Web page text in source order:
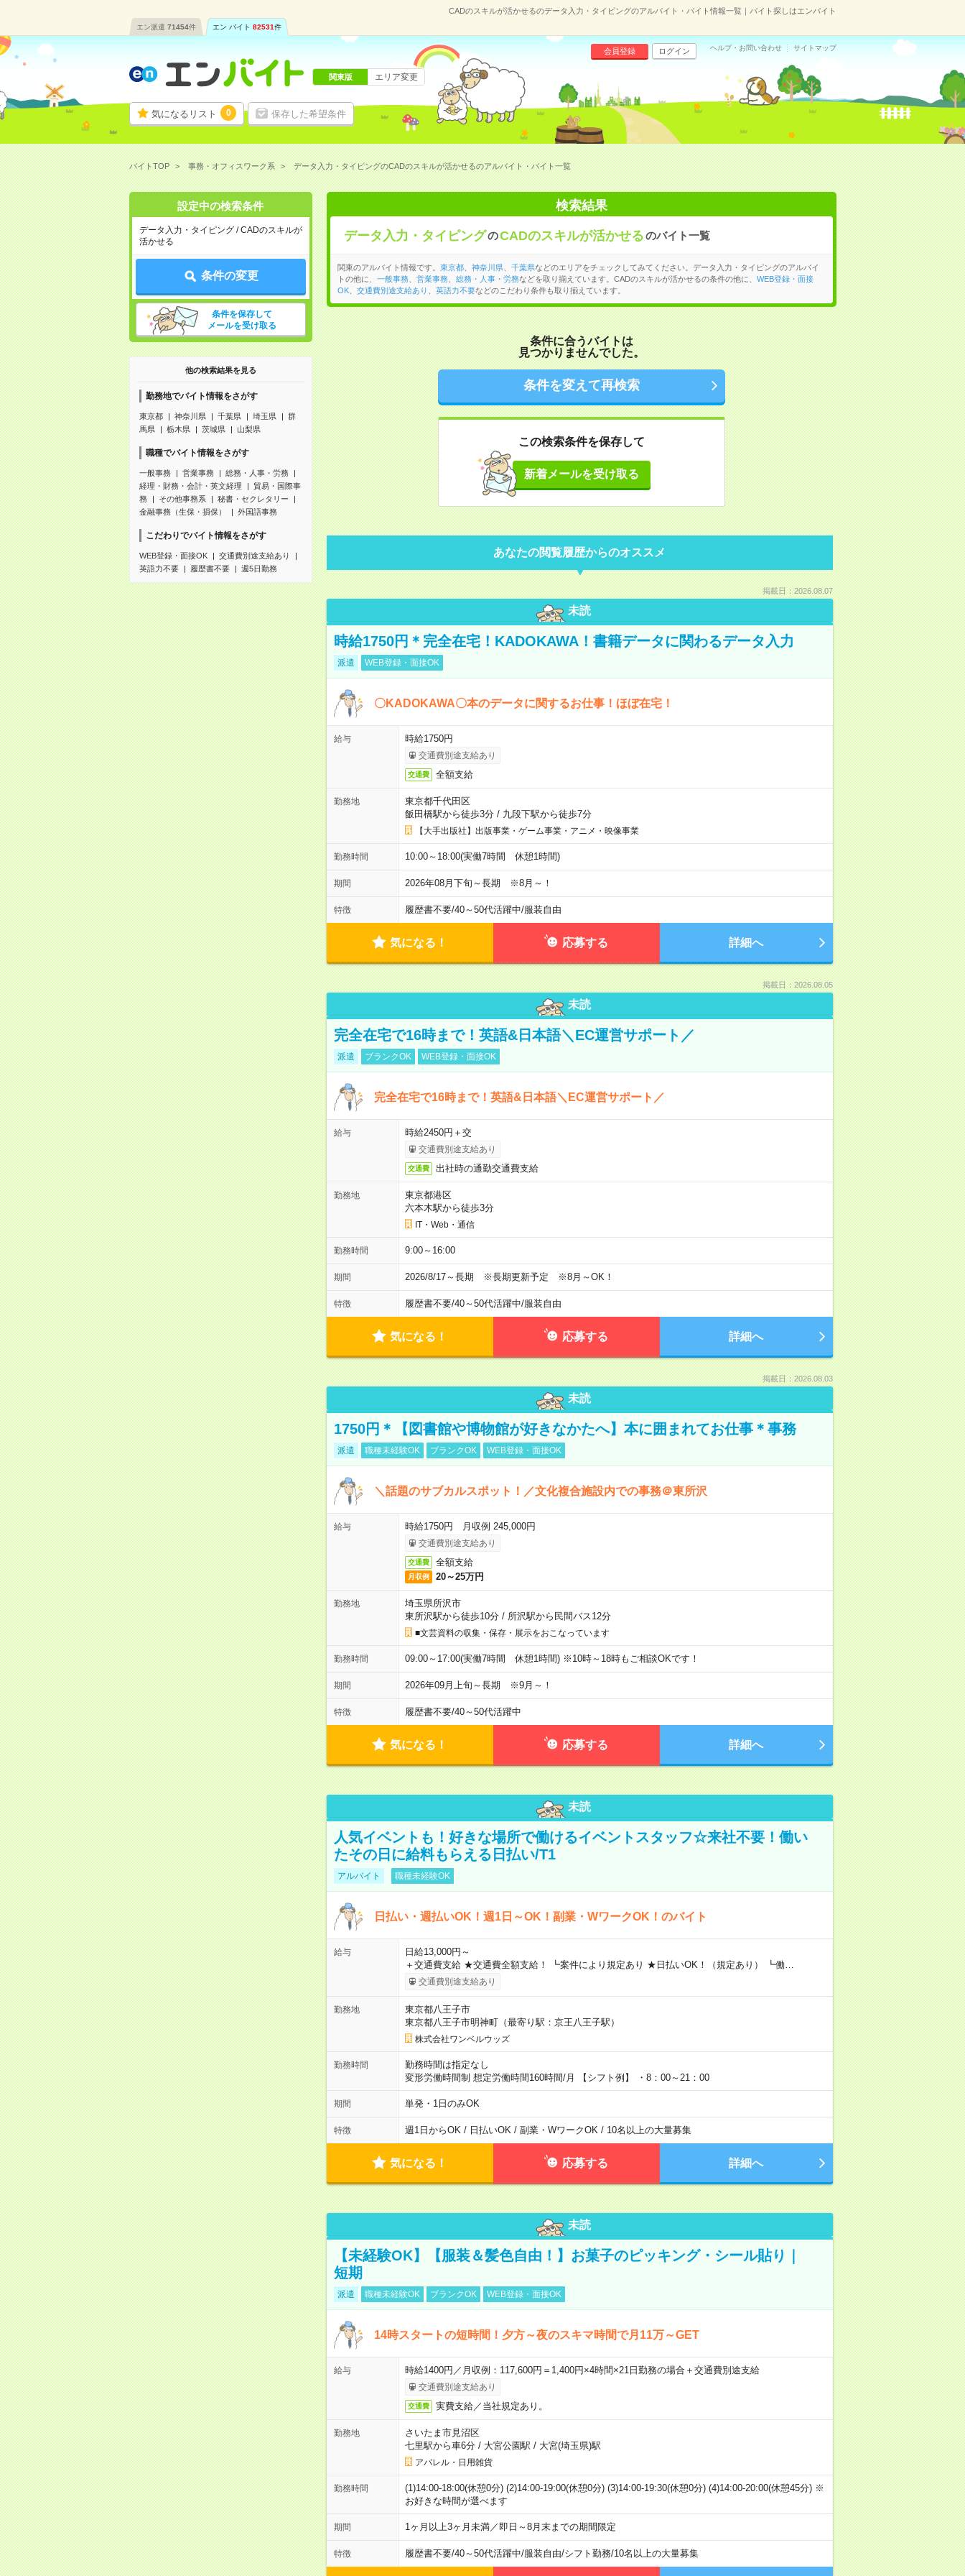
CADのスキルが活かせるのデータ入力・タイピングのアルバイト・バイト情報一覧｜バイト探しはエンバイト
エン派遣 71454件 エン バイト 82531件
気になるリスト 0 保存した希望条件
会員登録 ログイン ヘルプ・お問い合わせ サイトマップ
関東版 エリア変更
バイトTOP 事務・オフィスワーク系 データ入力・タイピングのCADのスキルが活かせるのアルバイト・バイト一覧
設定中の検索条件
データ入力・タイピング / CADのスキルが
活かせる
条件の変更
条件を保存して
メールを受け取る
他の検索結果を見る
勤務地でバイト情報をさがす
東京都 神奈川県 千葉県 埼玉県
群
馬県
栃木県 茨城県 山梨県
職種でバイト情報をさがす
一般事務 営業事務
総務・人事・労務
経理・財務・会計・英文経理
貿易・国際事
務
その他事務系
秘書・セクレタリー
金融事務（生保・損保）
外国語事務
こだわりでバイト情報をさがす
WEB登録・面接OK
交通費別途支給あり
英語力不要
履歴書不要 週5日勤務
検索結果
データ入力・タイピングのCADのスキルが活かせるのバイト一覧
関東のアルバイト情報です。 東京都、 神奈川県、 千葉県などのエリアをチェックしてみてください。データ入力・タイピングのアルバイ
トの他に、 一般事務、 営業事務、 総務・人事・労務などを取り揃えています。CADのスキルが活かせるの条件の他に、 WEB登録・面接
OK、 交通費別途支給あり 英語力不要などのこだわり条件も取り揃えています。
条件に合うバイトは
見つかりませんでした。
条件を変えて再検索
この検索条件を保存して
新着メールを受け取る
あなたの閲覧履歴からのオススメ
掲載日：2026.08.07
未読
時給1750円＊完全在宅！KADOKAWA！書籍データに関わるデータ入力
派遣 WEB登録・面接OK
〇KADOKAWA〇本のデータに関するお仕事！ほぼ在宅！
給与 時給1750円
交通費別途支給あり
交通費 全額支給
勤務地
東京都千代田区
飯田橋駅から徒歩3分/ 九段下駅から徒歩7分
【大手出版社】出版事業・ゲーム事業・アニメ・映像事業
勤務時間 10:00～18:00(実働7時間 休憩1時間)
期間 2026年08月下旬～長期 ※8月～！
特徴 履歴書不要/40～50代活躍中/服装自由
気になる！ 応募する 詳細へ
掲載日：2026.08.05
未読
完全在宅で16時まで！英語&日本語＼EC運営サポート／
派遣 ブランクOK WEB登録・面接OK
完全在宅で16時まで！英語&日本語＼EC運営サポート／
給与 時給2450円＋交
交通費別途支給あり
交通費 出社時の通勤交通費支給
勤務地
東京都港区
六本木駅から徒歩3分
IT・Web・通信
勤務時間 9:00～16:00
期間 2026/8/17～長期 ※長期更新予定 ※8月～OK！
特徴 履歴書不要/40～50代活躍中/服装自由
気になる！ 応募する 詳細へ
掲載日：2026.08.03
未読
1750円＊【図書館や博物館が好きなかたへ】本に囲まれてお仕事＊事務
派遣 職種未経験OK ブランクOK WEB登録・面接OK
＼話題のサブカルスポット！／文化複合施設内での事務＠東所沢
給与 時給1750円 月収例 245,000円
交通費別途支給あり
交通費 全額支給
月収例 20～25万円
勤務地
埼玉県所沢市
東所沢駅から徒歩10分/ 所沢駅から民間バス12分
■文芸資料の収集・保存・展示をおこなっています
勤務時間 09:00～17:00(実働7時間 休憩1時間) ※10時～18時もご相談OKです！
期間 2026年09月上旬～長期 ※9月～！
特徴 履歴書不要/40～50代活躍中
気になる！ 応募する 詳細へ
未読
人気イベントも！好きな場所で働けるイベントスタッフ☆来社不要！働い
たその日に給料もらえる日払い/T1
アルバイト 職種未経験OK
日払い・週払いOK！週1日～OK！副業・WワークOK！のバイト
給与
日給13,000円～
＋交通費支給 ★交通費全額支給！ ┗案件により規定あり ★日払いOK！（規定あり） ┗働…
交通費別途支給あり
勤務地
東京都八王子市
東京都八王子市明神町（最寄り駅：京王八王子駅）
株式会社ワンベルウッズ
勤務時間
勤務時間は指定なし
変形労働時間制 想定労働時間160時間/月 【シフト例】 ・8：00～21：00
期間 単発・1日のみOK
特徴 週1日からOK / 日払いOK / 副業・WワークOK / 10名以上の大量募集
気になる！ 応募する 詳細へ
未読
【未経験OK】【服装＆髪色自由！】お菓子のピッキング・シール貼り｜
短期
派遣 職種未経験OK ブランクOK WEB登録・面接OK
14時スタートの短時間！夕方～夜のスキマ時間で月11万～GET
給与 時給1400円／月収例：117,600円＝1,400円×4時間×21日勤務の場合＋交通費別途支給
交通費別途支給あり
交通費 実費支給／当社規定あり。
勤務地
さいたま市見沼区
七里駅から車6分/ 大宮公園駅 / 大宮(埼玉県)駅
アパレル・日用雑貨
勤務時間
(1)14:00-18:00(休憩0分) (2)14:00-19:00(休憩0分) (3)14:00-19:30(休憩0分) (4)14:00-20:00(休憩45分) ※
お好きな時間が選べます
期間 1ヶ月以上3ヶ月未満／即日～8月末までの期間限定
特徴 履歴書不要/40～50代活躍中/服装自由/シフト勤務/10名以上の大量募集